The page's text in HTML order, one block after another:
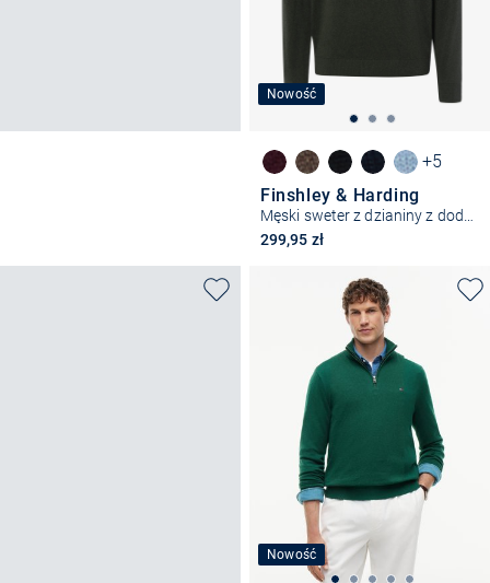
Nowość
+5
Finshley & Harding
Męski sweter z dzianiny z dodatkiem kaszmiru
299,95 zł
Nowość